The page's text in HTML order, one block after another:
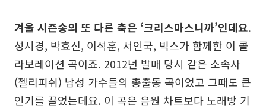
겨울 시즌송의 또 다른 축은 ‘크리스마스니까’인데요.
성시경, 박효신, 이석훈, 서인국, 빅스가 함께한 이 콜
라보레이션 곡이죠. 2012년 발매 당시 같은 소속사
(젤리피쉬) 남성 가수들의 총출동 곡이었고 그때도 큰
인기를 끌었는데요. 이 곡은 음원 차트보다 노래방 기